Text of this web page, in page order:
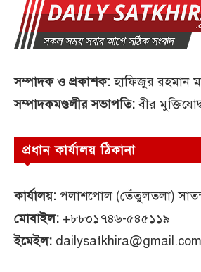
সম্পাদক ও প্রকাশক:হাফিজুর রহমান
সম্পাদকমণ্ডলীর সভাপতি:বীর
প্রধান কার্যালয় ঠিকানা
কার্যালয়: পলাশপোল (তেঁতুলতলা)
মোবাইল: +৮৮০১৭৪৬-৫৪৫১১৯
ইমেইল: dailysatkhira@gmail.com